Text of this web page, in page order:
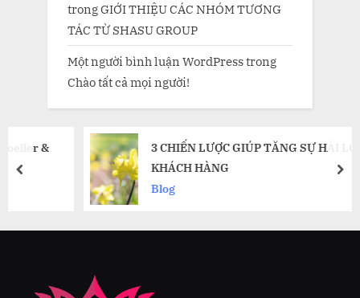
trongGIỚI THIỆU CÁC NHÓM TƯƠNG
TÁC TỪ SHASU GROUP
Một người bình luận WordPresstrong
Chào tất cả mọi người!
3 CHIẾN LƯỢC GIÚP TĂNG SỰ HÀI LÒNG CỦA
KHÁCH HÀNG
Blog
prev